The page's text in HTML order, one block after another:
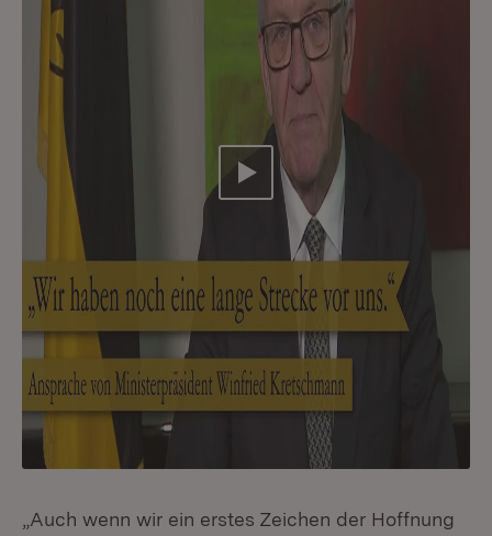
Video abspielen
„Auch wenn wir ein erstes Zeichen der Hoffnung